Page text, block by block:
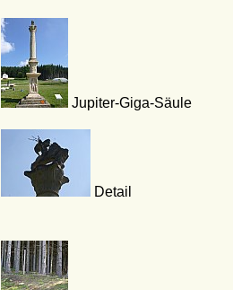
Jupiter-Giga-Säule
Detail